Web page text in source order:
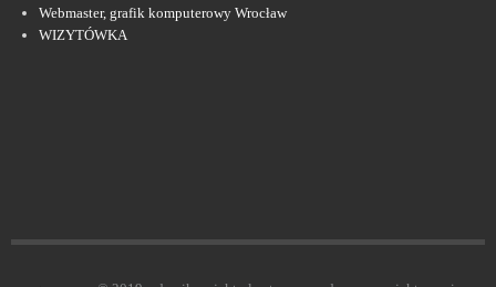
Webmaster, grafik komputerowy Wrocław
WIZYTÓWKA